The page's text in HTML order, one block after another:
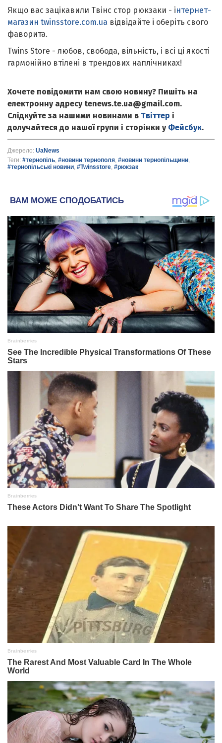
Якщо вас зацікавили Твінс стор рюкзаки - інтернет-
магазин twinsstore.com.ua відвідайте і оберіть свого
фаворита.
Twins Store - любов, свобода, вільність, і всі ці якості
гармонійно втілені в трендових наплічниках!
Хочете повідомити нам свою новину? Пишіть на
електронну адресу tenews.te.ua@gmail.com.
Слідкуйте за нашими новинами в Твіттер і
долучайтеся до нашої групи і сторінки у Фейсбук.
Джерело: UaNews
Теги: #тернопіль, #новини тернополя, #новини тернопільщини,
#тернопільські новини, #Twinsstore, #рюкзак